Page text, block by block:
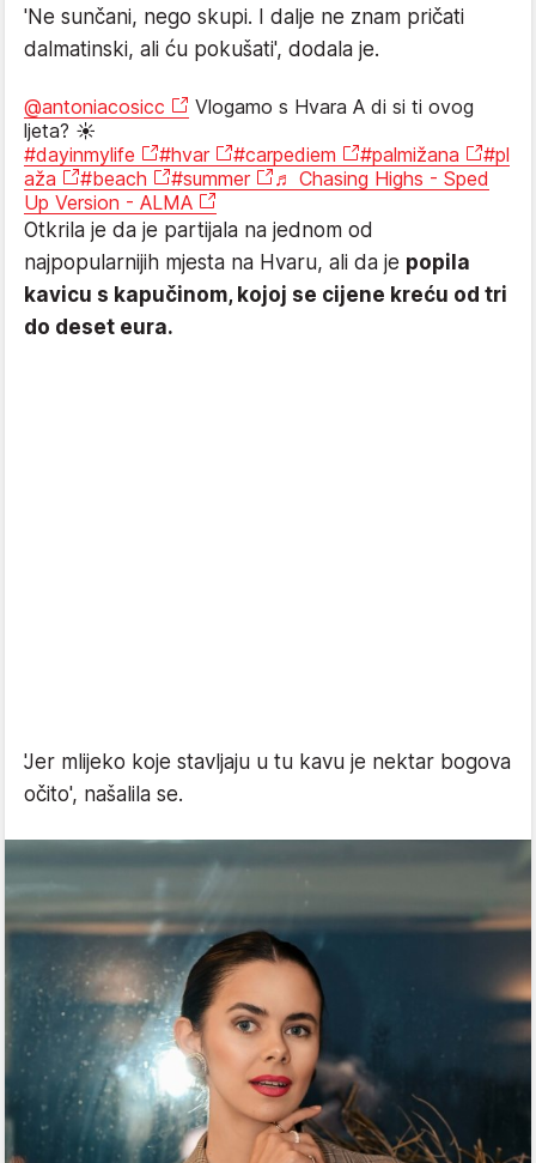
'Ne sunčani, nego skupi. I dalje ne znam pričati
dalmatinski, ali ću pokušati', dodala je.
@antoniacosicc
Vlogamo s Hvara A di si ti ovog
ljeta? ☀️
#dayinmylife
#hvar #carpediem #palmižana
#pl
aža
#beach #summer
♬ Chasing Highs - Sped
Up Version - ALMA
Otkrila je da je partijala na jednom od
najpopularnijih mjesta na Hvaru, ali da je popila
kavicu s kapučinom, kojoj se cijene kreću od tri
do deset eura.
'Jer mlijeko koje stavljaju u tu kavu je nektar bogova
očito', našalila se.